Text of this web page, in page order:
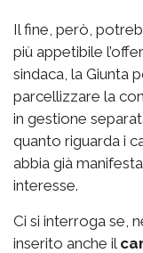
Il fine, però,
più appetibile
sindaca, la Giunta
parcellizzare la
in gestione
quanto riguarda i
abbia già
interesse.
Ci si interroga se,
inserito anche il